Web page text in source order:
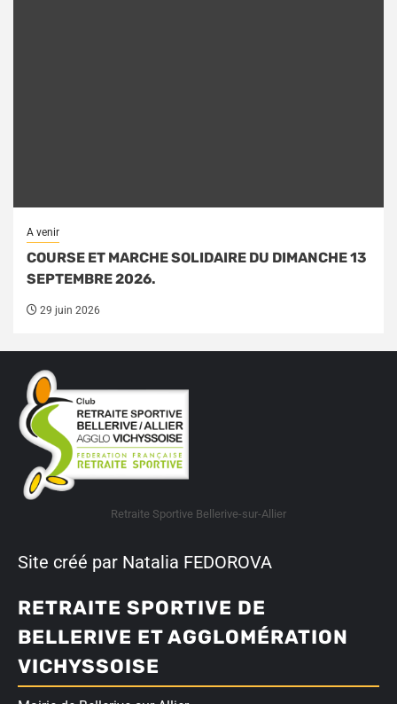
A venir
COURSE ET MARCHE SOLIDAIRE DU DIMANCHE 13
SEPTEMBRE 2026.
29 juin 2026
Retraite Sportive Bellerive-sur-Allier
Site créé par Natalia FEDOROVA
RETRAITE SPORTIVE DE
BELLERIVE ET AGGLOMÉRATION
VICHYSSOISE